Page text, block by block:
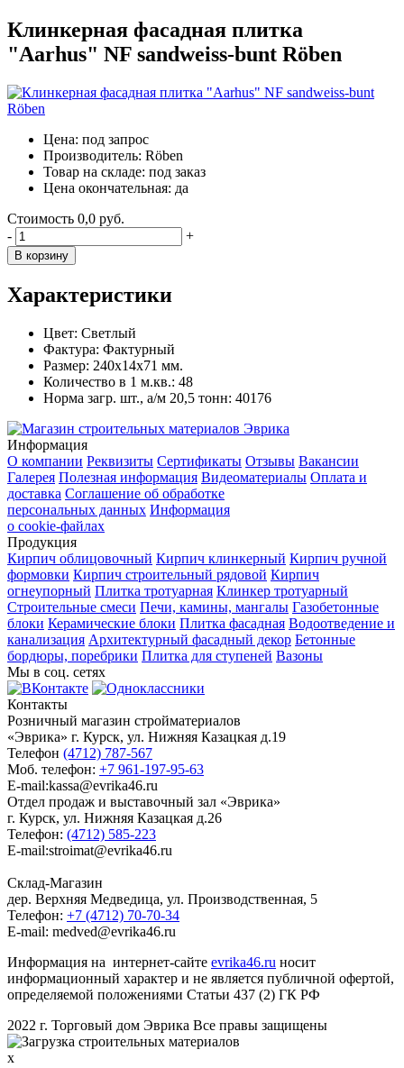
Клинкерная фасадная плитка
"Aarhus" NF sandweiss-bunt Röben
Цена: под запрос
Производитель: Röben
Товар на складе: под заказ
Цена окончательная: да
Стоимость 0,0 руб.
-
+
В корзину
Характеристики
Цвет: Светлый
Фактура: Фактурный
Размер: 240x14x71 мм.
Количество в 1 м.кв.: 48
Норма загр. шт., а/м 20,5 тонн: 40176
Информация
О компании Реквизиты Сертификаты Отзывы Вакансии
Галерея Полезная информация Видеоматериалы Оплата и
доставка Соглашение об обработке
персональных данных Информация
о cookie-файлах
Продукция
Кирпич облицовочный Кирпич клинкерный Кирпич ручной
формовки Кирпич строительный рядовой Кирпич
огнеупорный Плитка тротуарная Клинкер тротуарный
Строительные смеси Печи, камины, мангалы Газобетонные
блоки Керамические блоки Плитка фасадная Водоотведение и
канализация Архитектурный фасадный декор Бетонные
бордюры, поребрики Плитка для ступеней Вазоны
Мы в соц. сетях
Контакты
Розничный магазин стройматериалов
«Эврика» г. Курск, ул. Нижняя Казацкая д.19
Телефон (4712) 787-567
Моб. телефон: +7 961-197-95-63
E-mail:kassa@evrika46.ru
Отдел продаж и выставочный зал «Эврика»
г. Курск, ул. Нижняя Казацкая д.26
Телефон: (4712) 585-223
E-mail:stroimat@evrika46.ru
Склад-Магазин
дер. Верхняя Медведица, ул. Производственная, 5
Телефон: +7 (4712) 70-70-34
E-mail: medved@evrika46.ru
Информация на интернет-сайте evrika46.ru носит
информационный характер и не является публичной офертой,
определяемой положениями Статьи 437 (2) ГК РФ
2022 г. Торговый дом Эврика Все правы защищены
x